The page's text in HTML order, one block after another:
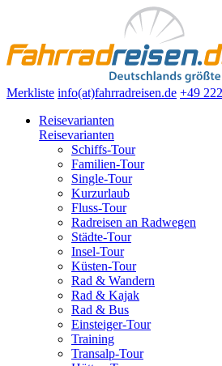
Merkliste info(at)fahrradreisen.de +49
Reisevarianten
Reisevarianten
Schiffs-Tour
Familien-Tour
Single-Tour
Kurzurlaub
Fluss-Tour
Radreisen an Radwegen
Städte-Tour
Insel-Tour
Küsten-Tour
Rad & Wandern
Rad & Kajak
Rad & Bus
Einsteiger-Tour
Training
Transalp-Tour